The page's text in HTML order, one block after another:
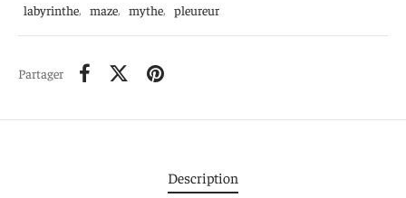
labyrinthe, maze, mythe, pleureur
Partager
Description